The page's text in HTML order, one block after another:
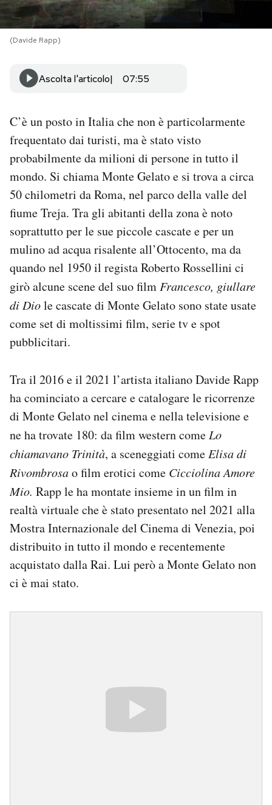
I MIEI PREFERITI
AREA PERSONALE
Area Personale
Newsletter
Notifiche mobile
Regala il Post
Hai bisogno di aiuto?
(Davide Rapp)
Ascolta l'articolo 07:55
C’è un posto in Italia che non è particolarmente
frequentato dai turisti, ma è stato visto
probabilmente da milioni di persone in tutto il
mondo. Si chiama Monte Gelato e si trova a circa
50 chilometri da Roma, nel parco della valle del
fiume Treja. Tra gli abitanti della zona è noto
soprattutto per le sue piccole cascate e per un
mulino ad acqua risalente all’Ottocento, ma da
quando nel 1950 il regista Roberto Rossellini ci
girò alcune scene del suo filmFrancesco, giullare
di Diole cascate di Monte Gelato sono state usate
come set di moltissimi film, serie tv e spot
pubblicitari.
Tra il 2016 e il 2021 l’artista italiano Davide Rapp
ha cominciato a cercare e catalogare le ricorrenze
di Monte Gelato nel cinema e nella televisione e
ne ha trovate 180: da film western comeLo
chiamavano Trinità, a sceneggiati comeElisa di
Rivombrosao film erotici come Cicciolina Amore
Mio. Rapp le ha montate insieme in un film in
realtà virtuale che è stato presentato nel 2021 alla
Mostra Internazionale del Cinema di Venezia, poi
distribuito in tutto il mondo e recentemente
acquistato dalla Rai. Lui però a Monte Gelato non
ci è mai stato.